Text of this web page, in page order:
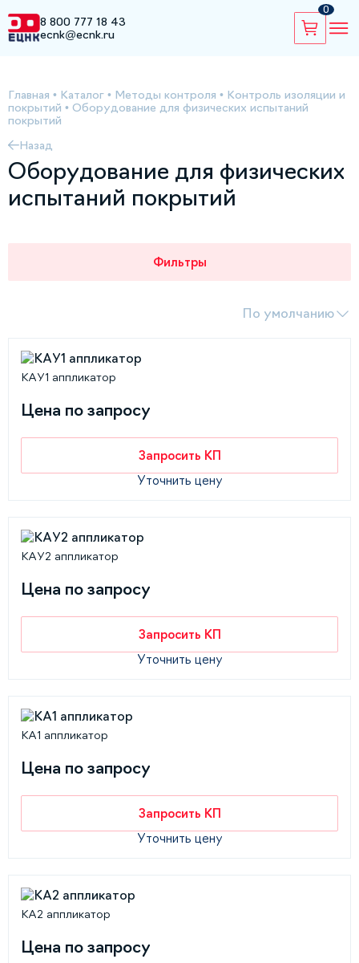
8 800 777 18 43
ecnk@ecnk.ru
0
Главная • Каталог • Методы контроля • Контроль изоляции и
покрытий • Оборудование для физических испытаний
покрытий
Назад
Оборудование для физических
испытаний покрытий
Фильтры
По умолчанию
КАУ1 аппликатор
Цена по запросу
Запросить КП
Уточнить цену
КАУ2 аппликатор
Цена по запросу
Запросить КП
Уточнить цену
КА1 аппликатор
Цена по запросу
Запросить КП
Уточнить цену
КА2 аппликатор
Цена по запросу